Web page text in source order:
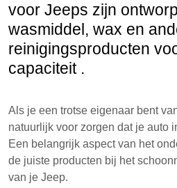
voor Jeeps zijn
wasmiddel, wax en
reinigingsproducten
capaciteit .
Als je een trotse eigenaar bent
natuurlijk voor zorgen dat je auto
Een belangrijk aspect van het
de juiste producten bij het
van je Jeep.